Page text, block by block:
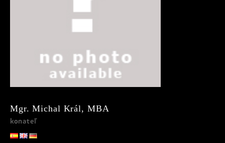
Mgr. Michal Král, MBA
konateľ